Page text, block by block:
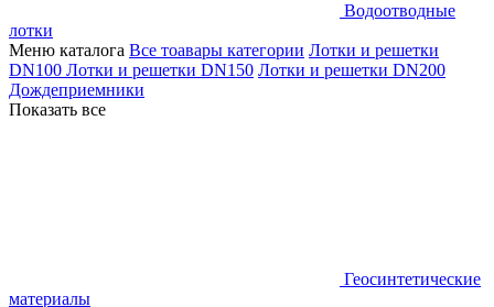
Водоотводные
лотки
Меню каталога Все тоавары категории Лотки и решетки
DN100 Лотки и решетки DN150 Лотки и решетки DN200
Дождеприемники
Показать все
Геосинтетические
материалы